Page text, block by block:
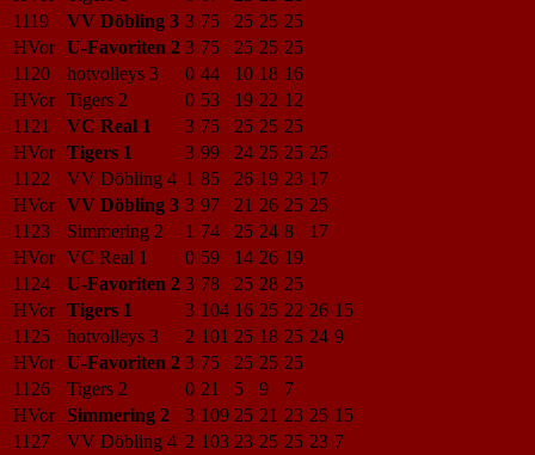
1119
VV Döbling 3 3 75 25 25 25
HVor U-Favoriten 2 3 75 25 25 25
1120
hotvolleys 3 0 44 10 18 16
HVor Tigers 2 0 53 19 22 12
1121
VC Real 1 3 75 25 25 25
HVor Tigers 1 3 99 24 25 25 25
1122
VV Döbling 4 1 85 26 19 23 17
HVor VV Döbling 3 3 97 21 26 25 25
1123
Simmering 2 1 74 25 24 8
17
HVor VC Real 1 0 59 14 26 19
1124
U-Favoriten 2 3 78 25 28 25
HVor Tigers 1 3 104 16 25 22 26 15
1125
hotvolleys 3 2 101 25 18 25 24 9
HVor U-Favoriten 2 3 75 25 25 25
1126
Tigers 2 0 21 5 9
7
HVor
Simmering 2 3 109 25 21 23 25 15
1127
VV Döbling 4 2 103 23 25 25 23 7